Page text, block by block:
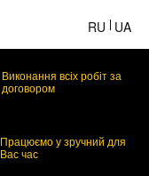
RU UA
Виконання всіх робіт за
договором
Працюємо у зручний для
Вас час